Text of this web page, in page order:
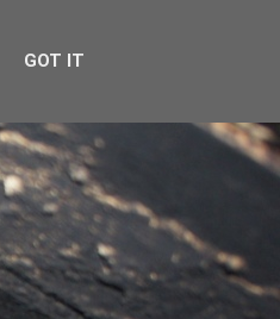
GOT IT